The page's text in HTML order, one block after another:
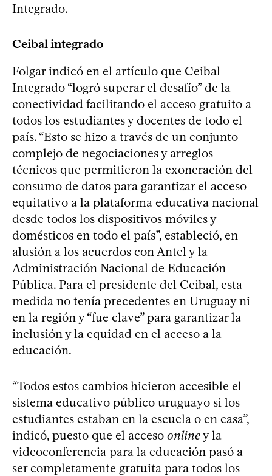
Integrado.
Ceibal integrado
Folgar indicó en el artículo que Ceibal
Integrado “logró superar el desafío” de la
conectividad facilitando el acceso gratuito a
todos los estudiantes y docentes de todo el
país. “Esto se hizo a través de un conjunto
complejo de negociaciones y arreglos
técnicos que permitieron la exoneración del
consumo de datos para garantizar el acceso
equitativo a la plataforma educativa nacional
desde todos los dispositivos móviles y
domésticos en todo el país”, estableció, en
alusión a los acuerdos con Antel y la
Administración Nacional de Educación
Pública. Para el presidente del Ceibal, esta
medida no tenía precedentes en Uruguay ni
en la región y “fue clave” para garantizar la
inclusión y la equidad en el acceso a la
educación.
“Todos estos cambios hicieron accesible el
sistema educativo público uruguayo si los
estudiantes estaban en la escuela o en casa”,
indicó, puesto que el acceso onliney la
videoconferencia para la educación pasó a
ser completamente gratuita para todos los